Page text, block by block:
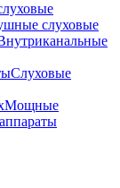
слуховые
Слуховые
Мощные